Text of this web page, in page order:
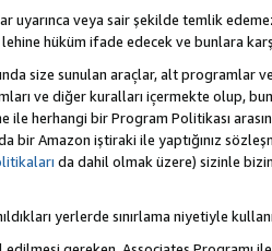
uyarınca veya sair şekilde temlik
hüküm ifade edecek ve bunlara
size sunulan araçlar, alt
ve diğer kuralları içermekte olup,
ile herhangi bir Program Politikası
bir Amazon iştiraki ile yaptığınız
da dahil olmak üzere) sizinle
yerlerde sınırlama niyetiyle